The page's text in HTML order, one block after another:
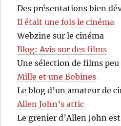
Des présentations bien
Il était une fois le cinéma
Webzine sur le cinéma
Blog: Avis sur des films
Une sélection de films
Mille et une Bobines
Le blog d’un amateur de
Allen John’s attic
Le grenier d’Allen John